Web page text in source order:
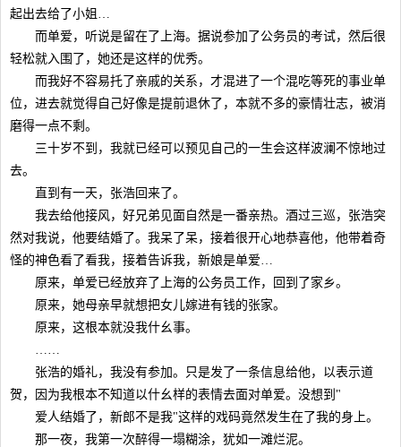
起出去给了小姐…
而单爱，听说是留在了上海。据说参加了公务员的考试，然后很
轻松就入围了，她还是这样的优秀。
而我好不容易托了亲戚的关系，才混进了一个混吃等死的事业单
位，进去就觉得自己好像是提前退休了，本就不多的豪情壮志，被消
磨得一点不剩。
三十岁不到，我就已经可以预见自己的一生会这样波澜不惊地过
去。
直到有一天，张浩回来了。
我去给他接风，好兄弟见面自然是一番亲热。酒过三巡，张浩突
然对我说，他要结婚了。我呆了呆，接着很开心地恭喜他，他带着奇
怪的神色看了看我，接着告诉我，新娘是单爱…
原来，单爱已经放弃了上海的公务员工作，回到了家乡。
原来，她母亲早就想把女儿嫁进有钱的张家。
原来，这根本就没我什幺事。
……
张浩的婚礼，我没有参加。只是发了一条信息给他，以表示道
贺，因为我根本不知道以什幺样的表情去面对单爱。没想到"
爱人结婚了，新郎不是我"这样的戏码竟然发生在了我的身上。
那一夜，我第一次醉得一塌糊涂，犹如一滩烂泥。